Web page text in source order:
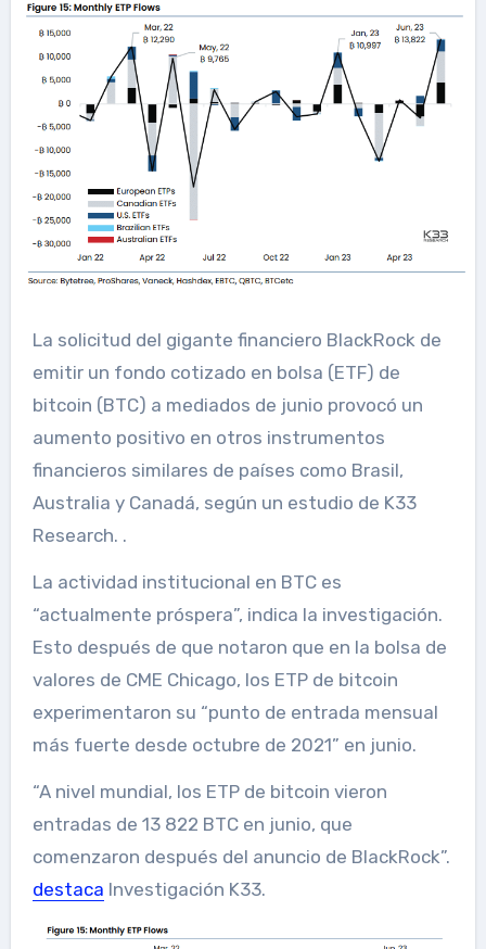
La solicitud del gigante financiero BlackRock de
emitir un fondo cotizado en bolsa (ETF) de
bitcoin (BTC) a mediados de junio provocó un
aumento positivo en otros instrumentos
financieros similares de países como Brasil,
Australia y Canadá, según un estudio de K33
Research. .
La actividad institucional en BTC es
“actualmente próspera”, indica la investigación.
Esto después de que notaron que en la bolsa de
valores de CME Chicago, los ETP de bitcoin
experimentaron su “punto de entrada mensual
más fuerte desde octubre de 2021” en junio.
“A nivel mundial, los ETP de bitcoin vieron
entradas de 13 822 BTC en junio, que
comenzaron después del anuncio de BlackRock”.
destaca Investigación K33.